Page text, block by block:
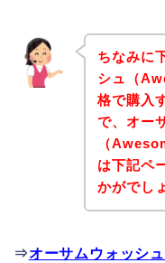
ちなみに
シュ（
格で購入
で、オー
（
は下記ペ
かがでし
⇒オーサムウォッシ